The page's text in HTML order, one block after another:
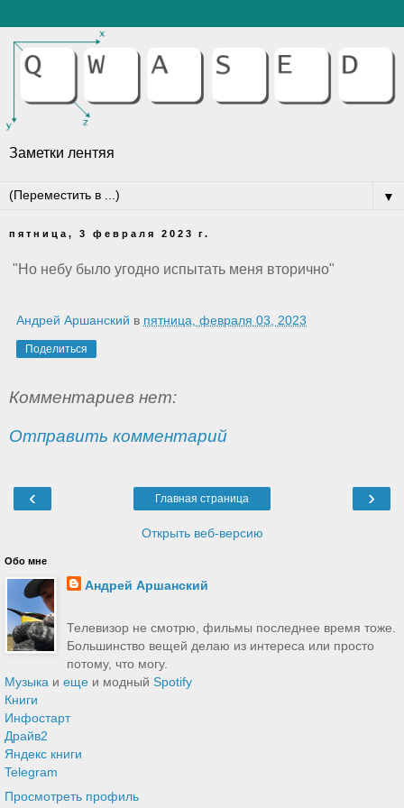
Заметки лентяя
▼
пятница, 3 февраля 2023 г.
"Но небу было угодно испытать меня вторично"
Андрей Аршанский в пятница, февраля 03, 2023
Поделиться
Комментариев нет:
Отправить комментарий
‹ ›
Главная страница
Открыть веб-версию
Обо мне
Андрей Аршанский
Телевизор не смотрю, фильмы последнее время тоже.
Большинство вещей делаю из интереса или просто
потому, что могу.
Музыка и еще и модный Spotify
Книги
Инфостарт
Драйв2
Яндекс книги
Telegram
Просмотреть профиль